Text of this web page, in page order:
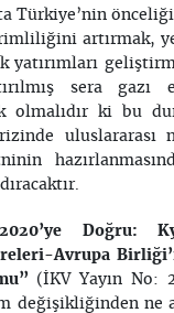
Türkiye’nin
artırmak,
yatırımları
sera gazı
olmalıdır ki bu
uluslararası
Doğru:
Avrupa
(İKV Yayın No:
değişikliğinden ne